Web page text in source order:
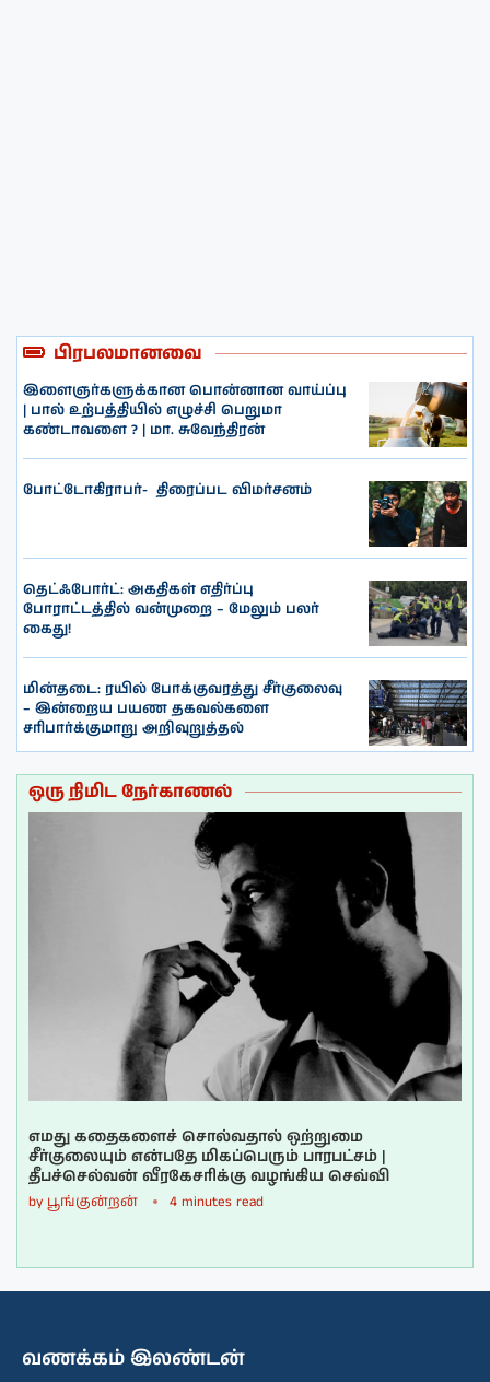
பிரபலமானவை
இளைஞர்களுக்கான பொன்னான வாய்ப்பு
| பால் உற்பத்தியில் எழுச்சி பெறுமா
கண்டாவளை ? | மா. சுவேந்திரன்
போட்டோகிராபர்- ‌ திரைப்பட விமர்சனம்
தெட்ஃபோர்ட்: அகதிகள் எதிர்ப்பு
போராட்டத்தில் வன்முறை – மேலும் பலர்
கைது!
மின்தடை: ரயில் போக்குவரத்து சீர்குலைவு
– இன்றைய பயண தகவல்களை
சரிபார்க்குமாறு அறிவுறுத்தல்
ஒரு நிமிட நேர்காணல்
எமது கதைகளைச் சொல்வதால் ஒற்றுமை
சீர்குலையும் என்பதே மிகப்பெரும் பாரபட்சம் |
தீபச்செல்வன் வீரகேசரிக்கு வழங்கிய செவ்வி
by பூங்குன்றன் 4 minutes read
வணக்கம் இலண்டன்